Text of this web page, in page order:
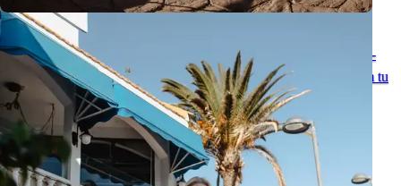
Odkrywamy Las Américas z Karoliną Chapko Miejski Vibe
Miejski vibe sesja zdjęciowa w Las Américas z Karoliną Chapko -
Teneryfa po raz kolejny pokazała mi, dlaczego tak bardzo kocham tu
pracować jako fotografka.
Zobacz wszystkie posty